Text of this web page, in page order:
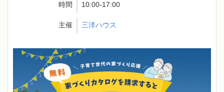
時間 10:00-17:00
主催 三洋ハウス